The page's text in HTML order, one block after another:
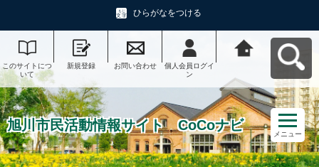
ひらがなをつける
このサイトにつ
いて
新規登録 お問い合わせ
個人会員ログイ
ン
ナビへ戻る
旭川市民活動情報サイト CoCoナビ
メニュー